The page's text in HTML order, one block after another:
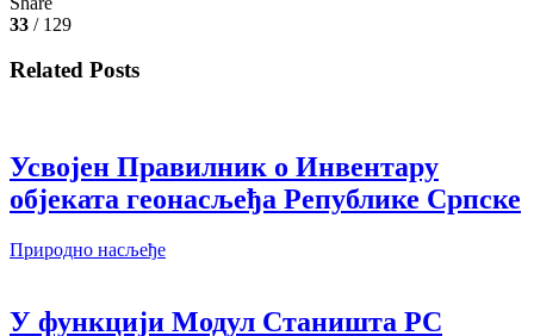
33 / 129
Related Posts
Усвојен Правилник о Инвентару
објеката геонасљеђа Републике Српске
Природно насљеђе
У функцији Модул Станишта РС